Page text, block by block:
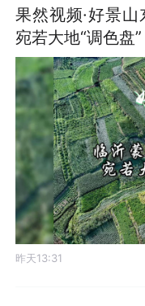
果然视频·好景
宛若大地“调色盘”
昨天13:31